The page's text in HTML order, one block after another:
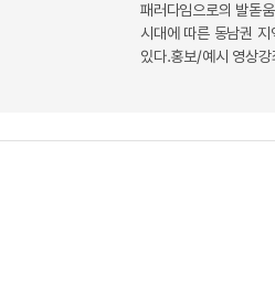
패러다임으로의 발돋
시대에 따른 동남권
있다.홍보/예시 영상